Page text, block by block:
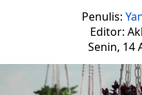
Penulis:
Editor:
Senin, 14